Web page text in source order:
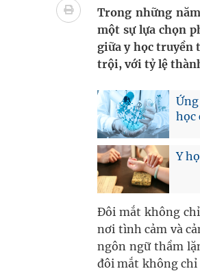
Nhiều lợi thế để nâng
Vương Thành Công: Khi
Tầm soát sớm ung thư
Giải pháp nâng cao thị
Trong những
một sự lựa chọn
giữa y học truyền
trội, với tỷ lệ
học
Y
Đôi mắt không
nơi tình cảm và
ngôn ngữ thầm
đôi mắt không chỉ